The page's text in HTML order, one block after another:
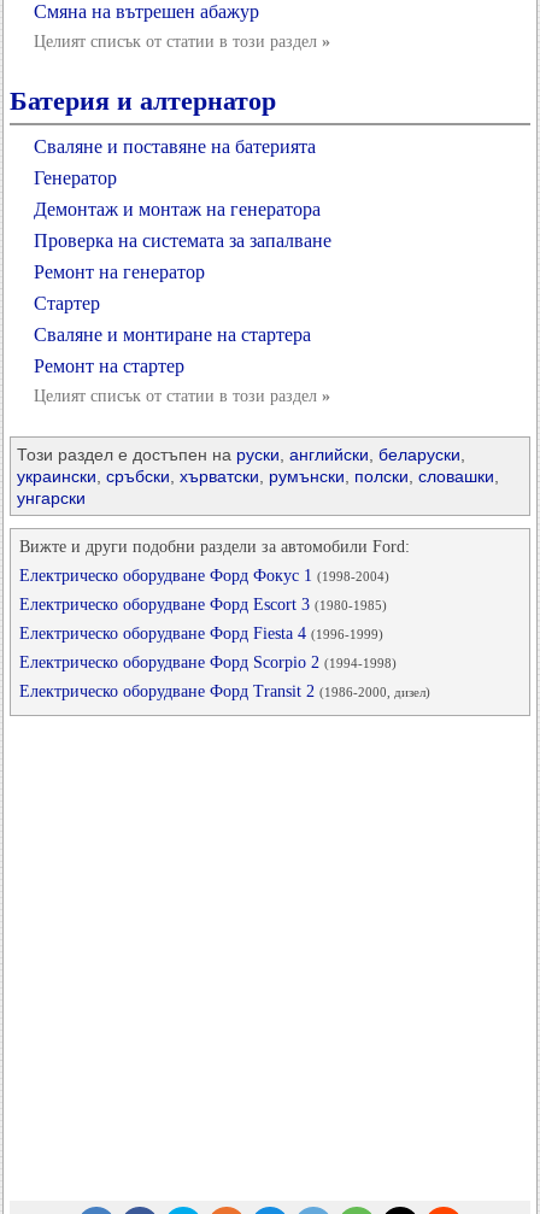
Смяна на вътрешен абажур
Целият списък от статии в този раздел »
Батерия и алтернатор
Сваляне и поставяне на батерията
Генератор
Демонтаж и монтаж на генератора
Проверка на системата за запалване
Ремонт на генератор
Стартер
Сваляне и монтиране на стартера
Ремонт на стартер
Целият списък от статии в този раздел »
Този раздел е достъпен на руски английски беларуски
украински сръбски хърватски румънски полски словашки
унгарски
Вижте и други подобни раздели за автомобили Ford:
Електрическо оборудване Форд Фокус 1 (1998-2004)
Електрическо оборудване Форд Escort 3 (1980-1985)
Електрическо оборудване Форд Fiesta 4 (1996-1999)
Електрическо оборудване Форд Scorpio 2 (1994-1998)
Електрическо оборудване Форд Transit 2 (1986-2000, дизел)